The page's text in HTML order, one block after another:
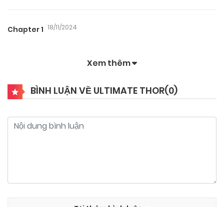
Chapter 1 18/11/2024
Xem thêm
BÌNH LUẬN VỀ ULTIMATE THOR(0)